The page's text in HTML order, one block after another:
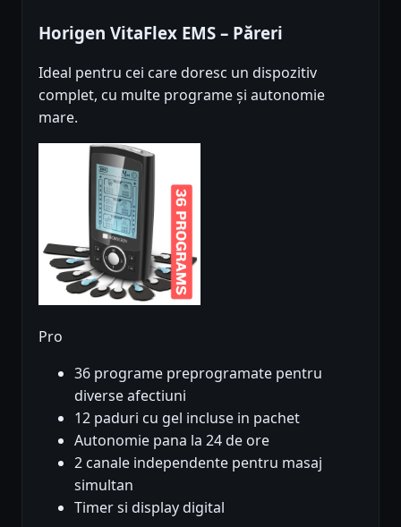
Horigen VitaFlex EMS – Păreri
Ideal pentru cei care doresc un dispozitiv
complet, cu multe programe și autonomie
mare.
Pro
36 programe preprogramate pentru
diverse afectiuni
12 paduri cu gel incluse in pachet
Autonomie pana la 24 de ore
2 canale independente pentru masaj
simultan
Timer si display digital